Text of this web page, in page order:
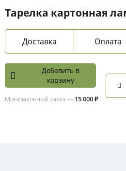
Тарелка картонная
Доставка Оплата
Добавить в
корзину
Минимальный заказ — 15 000 ₽